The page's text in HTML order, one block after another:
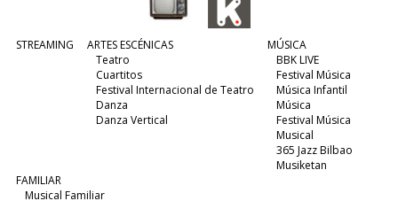
STREAMING
ARTES ESCÉNICAS
Teatro
Cuartitos
Festival Internacional de Teatro
Danza
Danza Vertical
MÚSICA
BBK LIVE
Festival Música
Música Infantil
Música
Festival Música
Musical
365 Jazz Bilbao
Musiketan
FAMILIAR
Musical Familiar